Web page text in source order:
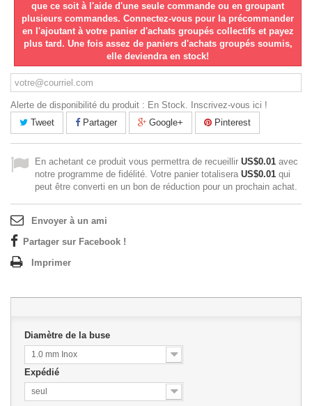
que ce soit à l'aide d'une seule commande ou en groupant
plusieurs commandes. Connectez-vous pour la précommander
en l'ajoutant à votre panier d'achats groupés collectifs et payez
plus tard. Une fois assez de paniers d'achats groupés soumis,
elle deviendra en stock!
Alerte de disponibilité du produit : En Stock. Inscrivez-vous ici !
Tweet
Partager Google+ Pinterest
En achetant ce produit vous permettra de recueillir US$0.01 avec
notre programme de fidélité. Votre panier totalisera US$0.01 qui
peut être converti en un bon de réduction pour un prochain achat.
Envoyer à un ami
Partager sur Facebook !
Imprimer
Diamètre de la buse
1.0 mm Inox
Expédié
seul